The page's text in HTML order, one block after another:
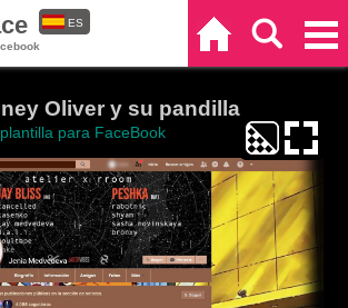
ES
Oliver y su pandilla
para FaceBook